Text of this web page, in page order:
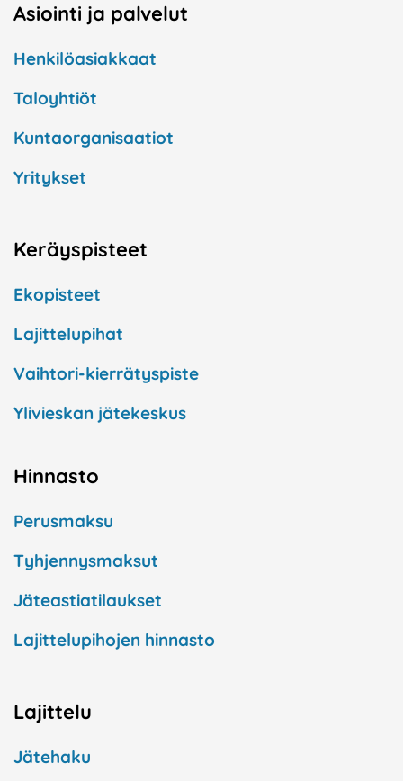
Asiointi ja palvelut
Henkilöasiakkaat
Taloyhtiöt
Kuntaorganisaatiot
Yritykset
Keräyspisteet
Ekopisteet
Lajittelupihat
Vaihtori-kierrätyspiste
Ylivieskan jätekeskus
Hinnasto
Perusmaksu
Tyhjennysmaksut
Jäteastiatilaukset
Lajittelupihojen hinnasto
Lajittelu
Jätehaku